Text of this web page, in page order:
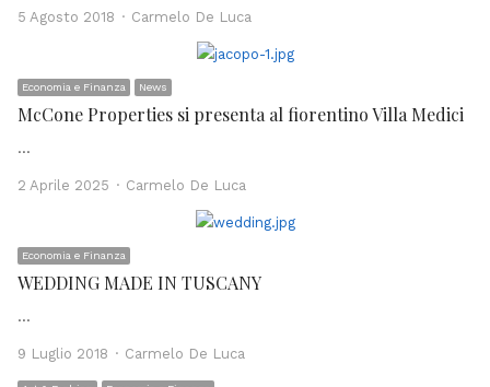
5 Agosto 2018 Author
Carmelo De Luca
Economia e Finanza News
McCone Properties si presenta al fiorentino Villa Medici
…
2 Aprile 2025 Author
Carmelo De Luca
Economia e Finanza
WEDDING MADE IN TUSCANY
…
9 Luglio 2018 Author
Carmelo De Luca